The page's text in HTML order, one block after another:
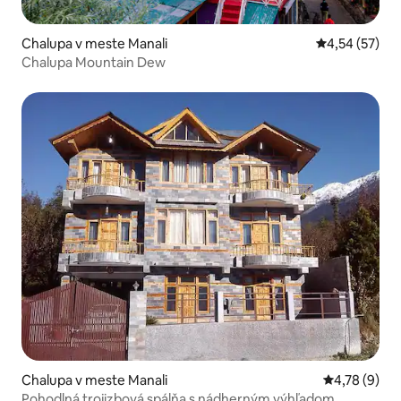
Chalupa v meste Manali Priemerné
4,54 (57)
Chalupa Mountain Dew
Chalupa v meste Manali Priemerné
4,78 (9)